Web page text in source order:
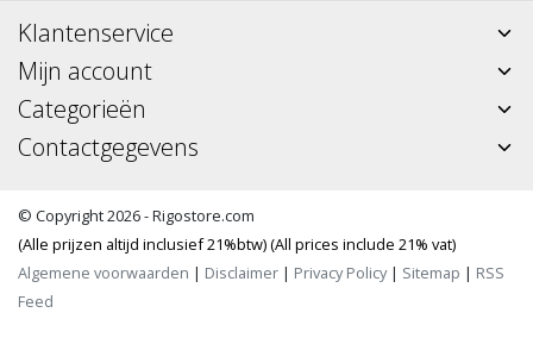
Klantenservice
Mijn account
Categorieën
Contactgegevens
© Copyright 2026 - Rigostore.com
(Alle prijzen altijd inclusief 21%btw) (All prices include 21% vat)
Algemene voorwaarden | Disclaimer | Privacy Policy| Sitemap | RSS
Feed